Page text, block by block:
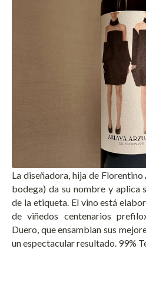
La diseñadora, hija de
bodega) da su nombre y aplica
de la etiqueta. El vino está
de viñedos centenarios
Duero, que ensamblan sus
un espectacular resultado. 99%